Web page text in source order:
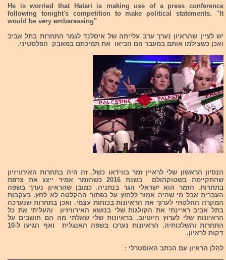
He is worried that Hatari is making use of a press conference
following tonight's competition to make political statements. "It
would be very embarassing"
יש לציין שהראיון נערך ערב עלייתה של איסלנד לגמר התחרות בתל אביב
ואכן כשצילמו אותם במעבר הם הביאו את תמיכתם במאבק הפלסטיני.
הנסיון הראשון שלי לראיין זמר בווידאו כשל. זה היה בתחרות האירוויזיון
שהתקיימה בשטוקהולם בשנת 2016 כשהזמר אמיר ייצג את צרפת
בתחרות. הזמר הוא ישראלי הגר בנתניה. כמובן שהראיון נערך בשפה
העברית אבל מי שהיה אמור ללחוץ על כפתור ההקלטה לא לחץ. בעקבות
המקרה החלטתי לערוך את הראיונות בכוחות עצמי. ואכן בתחרות שנערכה
בתל אביב ראיינתי את הקולגות שלי בנושא האירוויזיון והעליתי את כל
הראיונות שלי לערוץ היוטיוב. בראיונות שלי שאלתי מה הם חושבים על
התחרות והשלכותיה. הראיונות נערכו בשפה האנגלית ואף הגיעו ל-10
דקות לראיון.
להלן הראיון עם הכתב האוסטרלי :